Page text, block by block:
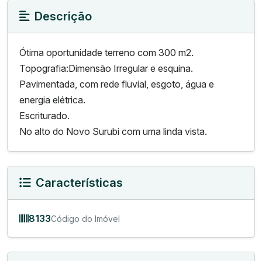
Descrição
Ótima oportunidade terreno com 300 m2.
Topografia:Dimensão Irregular e esquina.
Pavimentada, com rede fluvial, esgoto, água e
energia elétrica.
Escriturado.
No alto do Novo Surubi com uma linda vista.
Características
8133Código do Imóvel